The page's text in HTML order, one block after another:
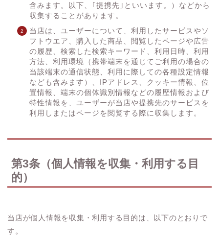
含みます。以下、｢提携先｣といいます。）などから
収集することがあります。
当店は、ユーザーについて、利用したサービスやソ
フトウエア、購入した商品、閲覧したページや広告
の履歴、検索した検索キーワード、利用日時、利用
方法、利用環境（携帯端末を通じてご利用の場合の
当該端末の通信状態、利用に際しての各種設定情報
なども含みます）、IPアドレス、クッキー情報、位
置情報、端末の個体識別情報などの履歴情報および
特性情報を、ユーザーが当店や提携先のサービスを
利用しまたはページを閲覧する際に収集します。
第3条（個人情報を収集・利用する目
的）
当店が個人情報を収集・利用する目的は、以下のとおりで
す。